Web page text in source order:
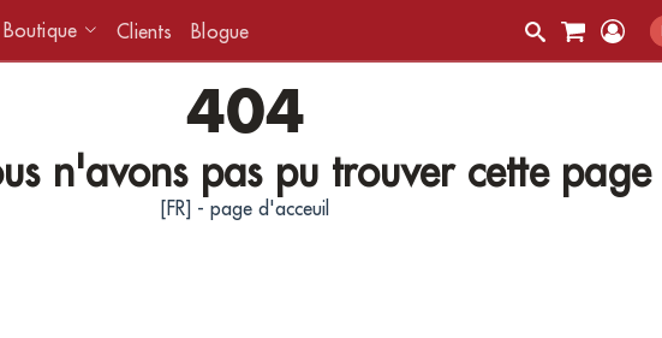
Boutique Clients Blogue
404
n'avons pas pu trouver cette page
[FR] - page d'acceuil